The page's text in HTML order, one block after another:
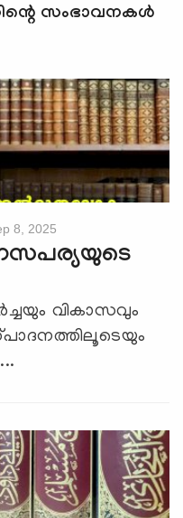
സംഭാവനകള്‍
8, 2025
വികാസവും